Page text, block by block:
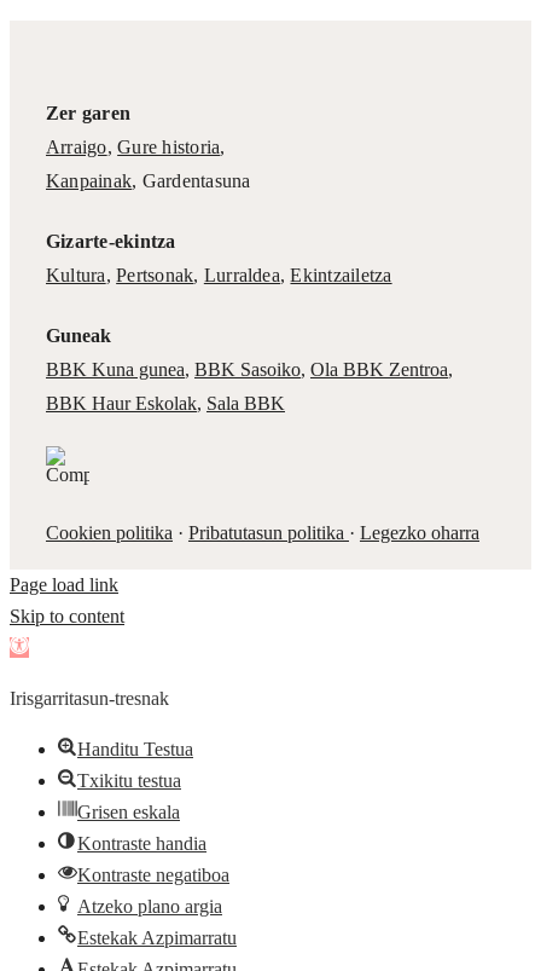
Zer garen
Arraigo,Gure historia,
Kanpainak, Gardentasuna
Gizarte-ekintza
Kultura,Pertsonak, Lurraldea,Ekintzailetza
Guneak
BBK Kuna gunea, BBK Sasoiko, Ola BBK Zentroa,
BBK Haur Eskolak, Sala BBK
Cookien politika · Pribatutasun politika · Legezko oharra
Page load link
Skip to content
Open
Irisgarritasun-tresnak
Handitu Testua
Txikitu testua
Grisen eskala
Kontraste handia
Kontraste negatiboa
Atzeko plano argia
Estekak Azpimarratu